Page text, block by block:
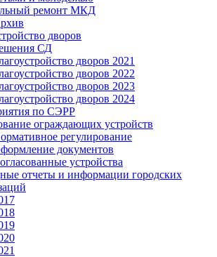
ремонт МКД
дворов
СД
дворов 2021
дворов 2022
дворов 2023
дворов 2024
по СЭРР
ограждающих устройств
регулирование
документов
устройства
отчеты и информации городских